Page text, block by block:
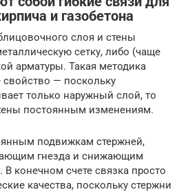
и газобетона
слоя и стены
сетку, либо (чаще
арматуры. Такая методика
свойство — поскольку
только наружный слой, то
постоянным изменениям.
подвижкам стержней,
гнезда и снижающим
В конечном счете связка просто
качества, поскольку стержни